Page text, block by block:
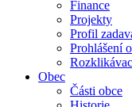
Finance
Projekty
Profil
Prohlášení
Obec
Části obce